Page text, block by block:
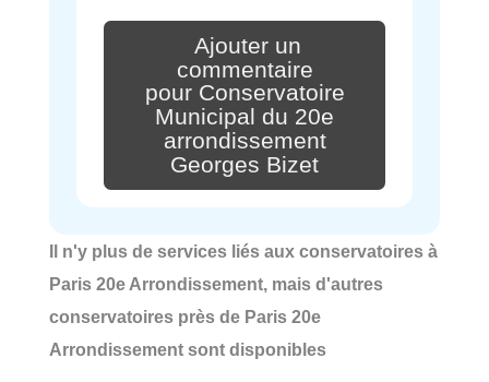
Ajouter un
commentaire
pour Conservatoire
Municipal du 20e
arrondissement
Georges Bizet
Il n'y plus de services liés aux conservatoires à
Paris 20e Arrondissement, mais d'autres
conservatoires près de Paris 20e
Arrondissement sont disponibles